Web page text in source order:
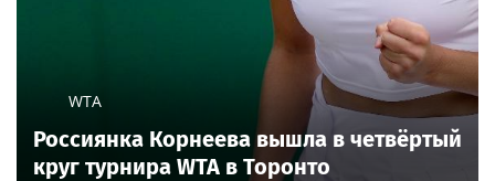
WTA
Россиянка Корнеева вышла в четвёртый
круг турнира WTA в Торонто